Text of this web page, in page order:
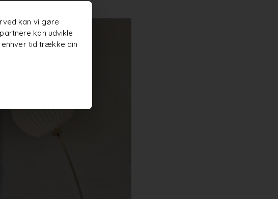
kan vi gøre
kan udvikle
tid trække din